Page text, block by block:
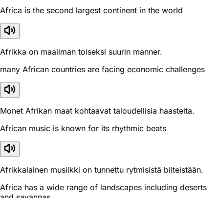
Africa is the second largest continent in the world
Afrikka on maailman toiseksi suurin manner.
many African countries are facing economic challenges
Monet Afrikan maat kohtaavat taloudellisia haasteita.
African music is known for its rhythmic beats
Afrikkalainen musiikki on tunnettu rytmisistä biiteistään.
Africa has a wide range of landscapes including deserts